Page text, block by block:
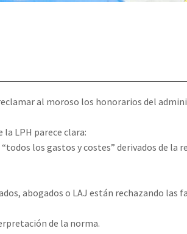
al moroso los honorarios del
la LPH parece clara:⁣
“todos los gastos y costes” derivados de
abogados o LAJ están rechazando
de la norma.⁣